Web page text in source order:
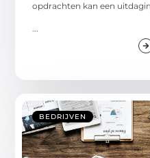
opdrachten kan een
BEDRIJVEN